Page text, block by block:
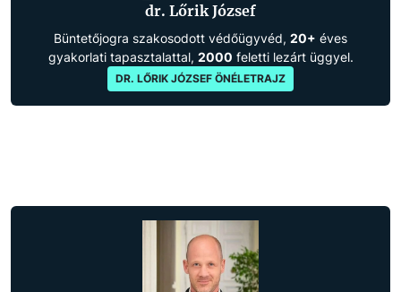
dr. Lőrik József
Büntetőjogra szakosodott védőügyvéd, 20+ éves
gyakorlati tapasztalattal, 2000 feletti lezárt üggyel.
DR. LŐRIK JÓZSEF ÖNÉLETRAJZ